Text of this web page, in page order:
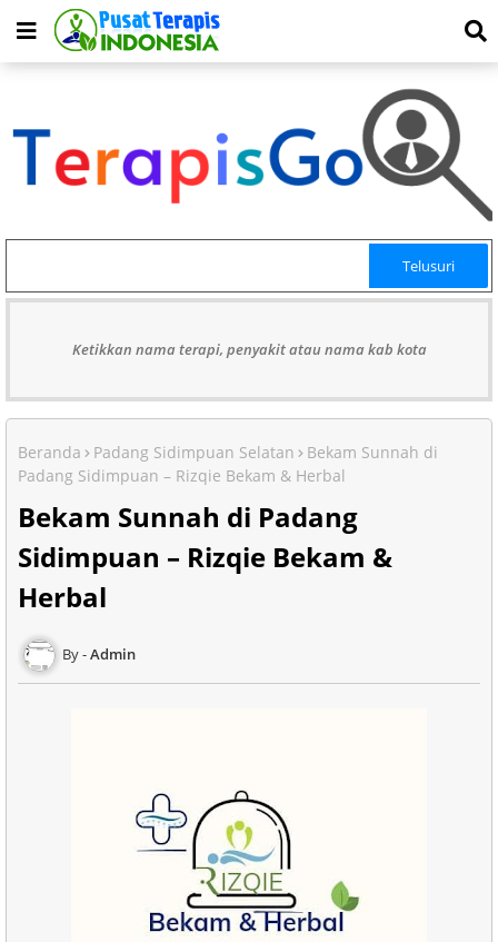
Ketikkan nama terapi, penyakit atau nama kab kota
Beranda Padang Sidimpuan Selatan
Bekam Sunnah di
Padang Sidimpuan – Rizqie Bekam & Herbal
Bekam Sunnah di Padang
Sidimpuan – Rizqie Bekam &
Herbal
Admin